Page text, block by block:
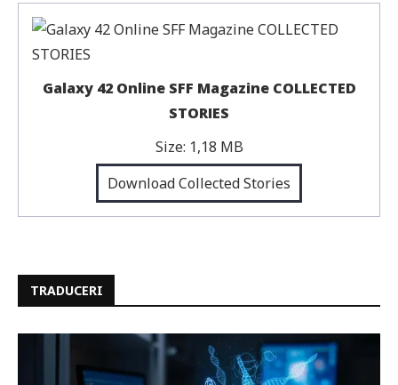
Galaxy 42 Online SFF Magazine COLLECTED
STORIES
Size: 1,18 MB
Download Collected Stories
TRADUCERI